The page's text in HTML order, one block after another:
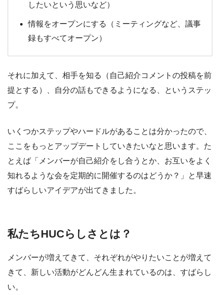
したいという思いなど）
情報をオープンにする（ミーティングなど、議事
録もすべてオープン）
それに加えて、相手を知る（自己紹介コメントの投稿を前
提とする）、自分の話もできるようになる、というステッ
プ。
いくつかステップやハードルがあることは分かったので、
ここをもっとアップデートしていきたいなと思います。た
とえば「メンバーが自己紹介をし合うとか、お互いをよく
知れるような会を定期的に開催するのはどうか？」と早速
すばらしいアイデアが出てきました。
私たちHUCらしさとは？
メンバーが増えてきて、それぞれがやりたいことが増えて
きて、新しい活動がどんどん生まれているのは、すばらし
い。